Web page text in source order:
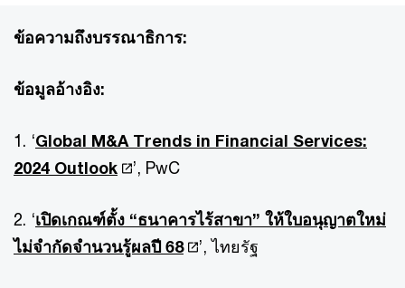
ข้อความถึงบรรณาธิการ:
ข้อมูลอ้างอิง:
1. ‘Global M&A Trends in Financial Services:
2024 Outlook
’, PwC
2. ‘เปิดเกณฑ์ตั้ง “ธนาคารไร้สาขา” ให้ใบอนุญาตใหม่
ไม่จำกัดจำนวนรู้ผลปี 68
’, ไทยรัฐ